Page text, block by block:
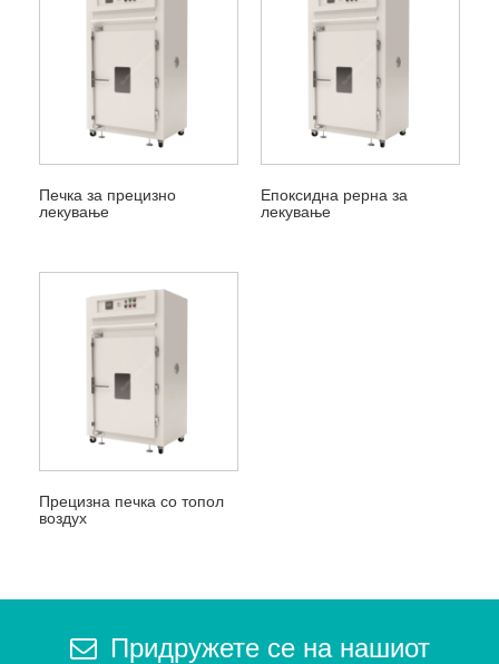
Печка за прецизно
лекување
Епоксидна рерна за
лекување
Прецизна печка со топол
воздух
Придружете се на нашиот